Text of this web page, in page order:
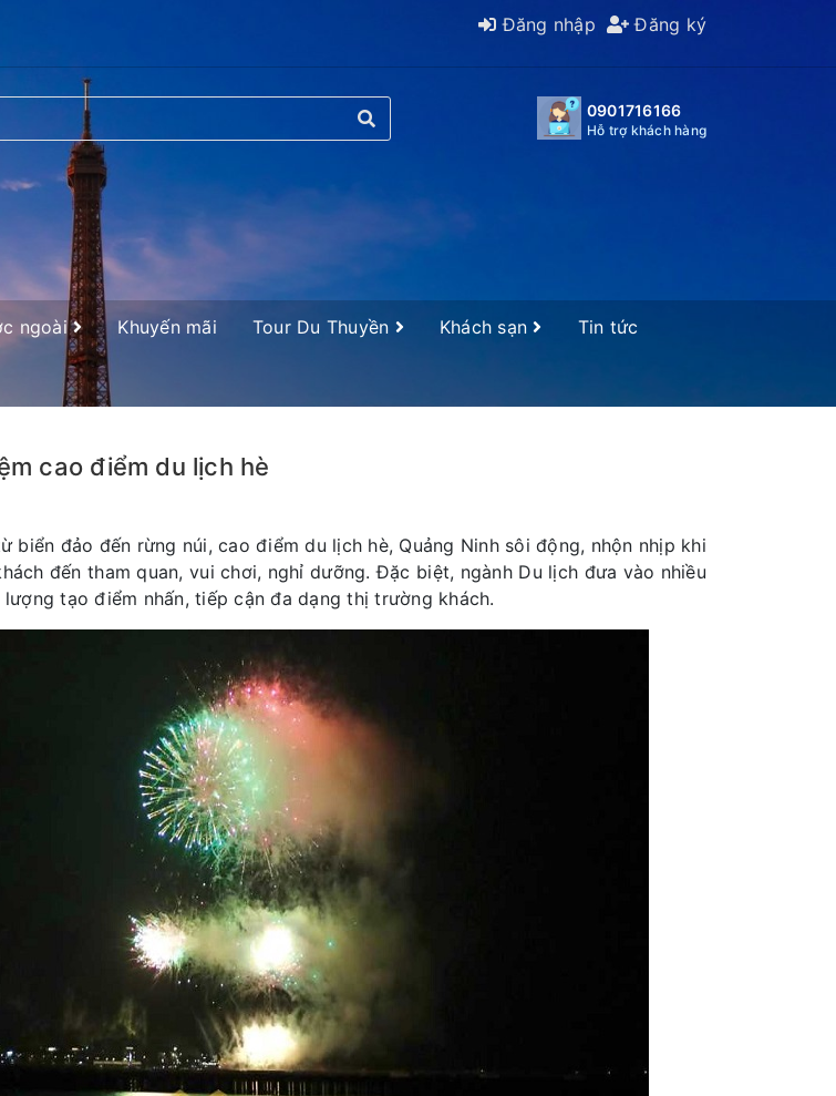
Đăng nhập Đăng ký
0901716166
Hỗ trợ khách hàng
ngoài Khuyến mãi Tour Du Thuyền Khách sạn Tin tức
cao điểm du lịch hè
biển đảo đến rừng núi, cao điểm du lịch hè, Quảng Ninh sôi động, nhộn nhịp khi
đến tham quan, vui chơi, nghỉ dưỡng. Đặc biệt, ngành Du lịch đưa vào nhiều
lượng tạo điểm nhấn, tiếp cận đa dạng thị trường khách.